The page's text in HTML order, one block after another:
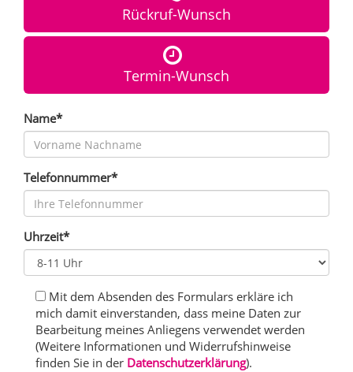
Rückruf-Wunsch
Termin-Wunsch
Name*
Telefonnummer*
Uhrzeit*
Mit dem Absenden des Formulars erkläre ich
mich damit einverstanden, dass meine Daten zur
Bearbeitung meines Anliegens verwendet werden
(Weitere Informationen und Widerrufshinweise
finden Sie in der Datenschutzerklärung).